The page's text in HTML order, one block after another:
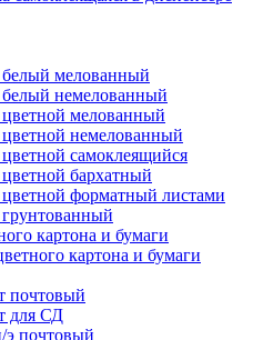
мелованный
немелованный
мелованный
немелованный
самоклеящийся
бархатный
форматный листами
картона и бумаги
картона и бумаги
почтовый
для СД
э почтовый